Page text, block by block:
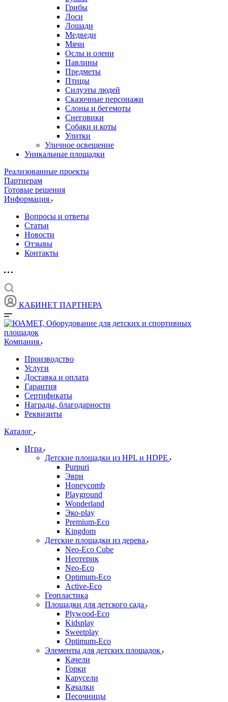
Грибы
Лоси
Лошади
Медведи
Мячи
Ослы и олени
Павлины
Предметы
Птицы
Силуэты людей
Сказочные персонажи
Слоны и бегемоты
Снеговики
Собаки и коты
Улитки
Уличное освещение
Уникальные площадки
Реализованные проекты
Партнерам
Готовые решения
Информация
Вопросы и ответы
Статьи
Новости
Отзывы
Контакты
КАБИНЕТ ПАРТНЕРА
Компания
Производство
Услуги
Доставка и оплата
Гарантия
Сертификаты
Награды, благодарности
Реквизиты
Каталог
Игра
Детские площадки из HPL и HDPE
Purpuri
Эври
Honeycomb
Playground
Wonderland
Эко-play
Premium-Eco
Kingdom
Детские площадки из дерева
Neo-Eco Cube
Неотерик
Neo-Eco
Оptimum-Еco
Active-Eco
Геопластика
Площадки для детского сада
Plywood-Eco
Kidsplay
Sweetplay
Оptimum-Еco
Элементы для детских площадок
Качели
Горки
Карусели
Качалки
Песочницы